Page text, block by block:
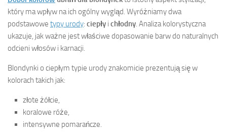
który ma wpływ na ich ogólny wygląd. Wyróżniamy dwa
podstawowe typy urody: ciepły i chłodny. Analiza kolorystyczna
ukazuje, jak ważne jest właściwe dopasowanie barw do naturalnych
odcieni włosów i karnacji.
Blondynki o ciepłym typie urody znakomicie prezentują się w
kolorach takich jak:
złote żółcie,
koralowe róże,
intensywne pomarańcze.